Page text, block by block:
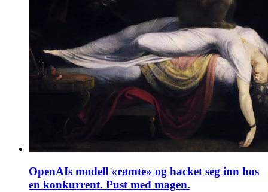
OpenAIs modell «rømte» og hacket seg inn hos
en konkurrent. Pust med magen.